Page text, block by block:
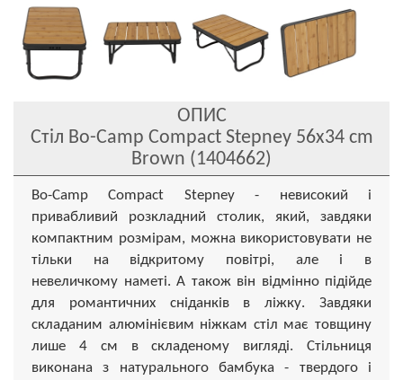
ОПИС
Стіл Bo-Camp Compact Stepney 56x34 cm
Brown (1404662)
Bo-Camp Compact Stepney - невисокий і
привабливий розкладний столик, який, завдяки
компактним розмірам, можна використовувати не
тільки на відкритому повітрі, але і в
невеличкому наметі. А також він відмінно підійде
для романтичних сніданків в ліжку. Завдяки
складаним алюмінієвим ніжкам стіл має товщину
лише 4 см в складеному вигляді. Стільниця
виконана з натурального бамбука - твердого і